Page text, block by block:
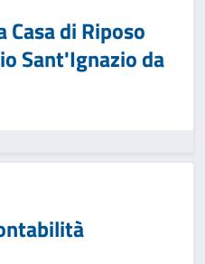
di Riposo
Sant'Ignazio da